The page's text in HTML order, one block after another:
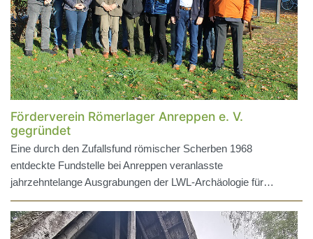
Förderverein Römerlager Anreppen e. V.
gegründet
Eine durch den Zufallsfund römischer Scherben 1968
entdeckte Fundstelle bei Anreppen veranlasste
jahrzehntelange Ausgrabungen der LWL-Archäologie für…